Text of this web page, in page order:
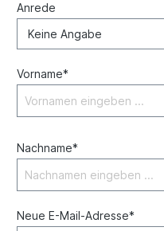
Anrede
Vorname*
Nachname*
Neue E-Mail-Adresse*